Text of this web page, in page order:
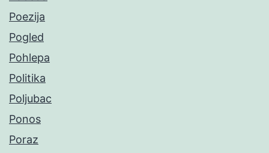
Poezija
Pogled
Pohlepa
Politika
Poljubac
Ponos
Poraz